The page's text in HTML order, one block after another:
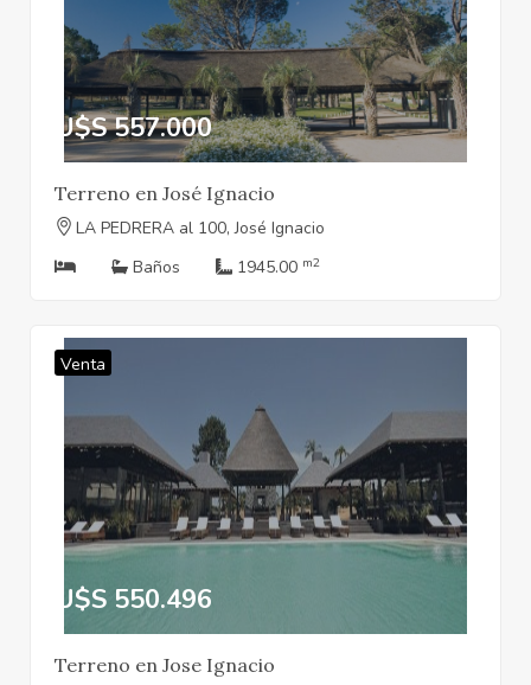
U$S 557.000
Terreno en José Ignacio
LA PEDRERA al 100, José Ignacio
Baños
1945.00 m2
Venta
U$S 550.496
Terreno en Jose Ignacio